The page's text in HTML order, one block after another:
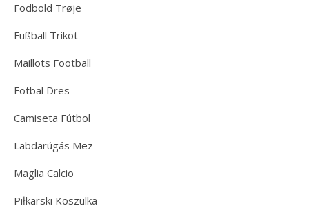
Fodbold Trøje
Fußball Trikot
Maillots Football
Fotbal Dres
Camiseta Fútbol
Labdarúgás Mez
Maglia Calcio
Piłkarski Koszulka